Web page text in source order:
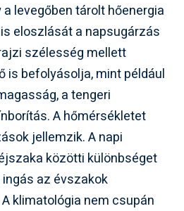
levegőben tárolt hőenergia
eloszlását a napsugárzás
szélesség mellett
is befolyásolja, mint például
a tengeri
A hőmérsékletet
jellemzik. A napi
közötti különbséget
az évszakok
klimatológia nem csupán